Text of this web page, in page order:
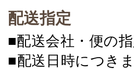
配送指定
■配送会社・便の
■配送日時につき